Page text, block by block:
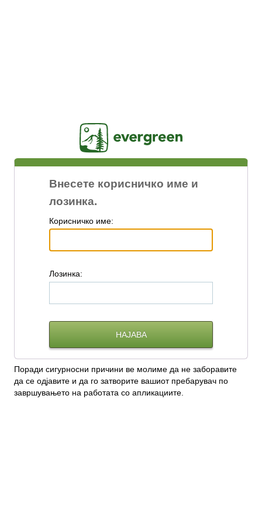
Внесете корисничко име и
лозинка.
Корисничко име:
Лозинка:
Поради сигурносни причини ве молиме да не заборавите
да се одјавите и да го затворите вашиот пребарувач по
завршувањето на работата со апликациите.